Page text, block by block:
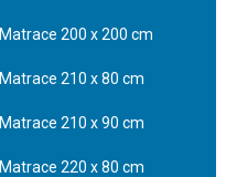
Matrace 200 x 200 cm
Matrace 210 x 80 cm
Matrace 210 x 90 cm
Matrace 220 x 80 cm